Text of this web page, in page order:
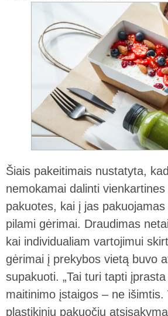
Šiais pakeitimais nustatyta,
nemokamai dalinti
pakuotes, kai į jas
pilami gėrimai. Draudimas
kai individualiam vartojimui
gėrimai į prekybos vietą buvo
supakuoti. „Tai turi tapti
maitinimo įstaigos – ne išimtis.
plastikinių pakuočių